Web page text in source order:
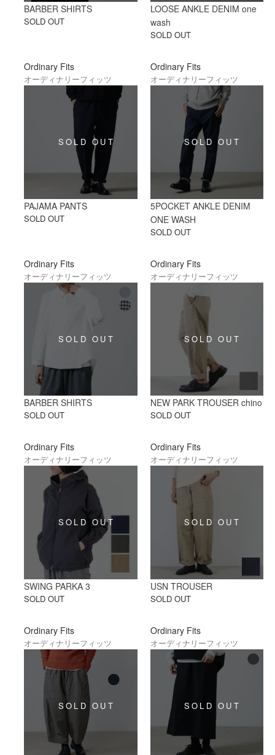
BARBER SHIRTS
SOLD OUT
LOOSE ANKLE DENIM one
wash
SOLD OUT
Ordinary Fits
オーディナリーフィッツ
PAJAMA PANTS
SOLD OUT
Ordinary Fits
オーディナリーフィッツ
5POCKET ANKLE DENIM
ONE WASH
SOLD OUT
Ordinary Fits
オーディナリーフィッツ
BARBER SHIRTS
SOLD OUT
Ordinary Fits
オーディナリーフィッツ
NEW PARK TROUSER chino
SOLD OUT
Ordinary Fits
オーディナリーフィッツ
SWING PARKA 3
SOLD OUT
Ordinary Fits
オーディナリーフィッツ
USN TROUSER
SOLD OUT
Ordinary Fits
オーディナリーフィッツ
Ordinary Fits
オーディナリーフィッツ